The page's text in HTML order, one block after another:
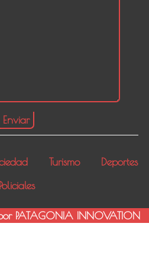
Turismo
Deportes
Policiales
PATAGONIA INNOVATION